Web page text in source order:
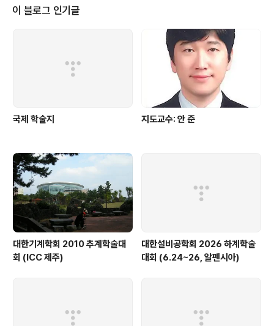
는 이야기도 들은 것 같습니다. 지금까지는 지역 난방을 중
심을 보급이 되었는데 여름에도 전기는 만들고 쓰레기는
소각해야 되지만 난방을 할 필요는 없다는 문제점이 있었
습니다. 이러한 계절적인 에너지 수요, 공급의 불일치 문제
를 해결하고 여름에 버려지는 배열을 활용하기 위해 배열
이 블로그 인기글
국제 학술지 지도교수: 안 준
대한기계학회 2010 추계학술대
회 (ICC 제주)
대한설비공학회 2026 하계학술
대회 (6.24~26, 알펜시아)